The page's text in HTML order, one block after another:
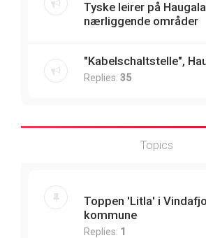
Tyske leirer på
nærliggende områder
"Kabelschaltstelle",
Replies: 35
Topics
Toppen 'Litla' i
kommune
Replies: 1